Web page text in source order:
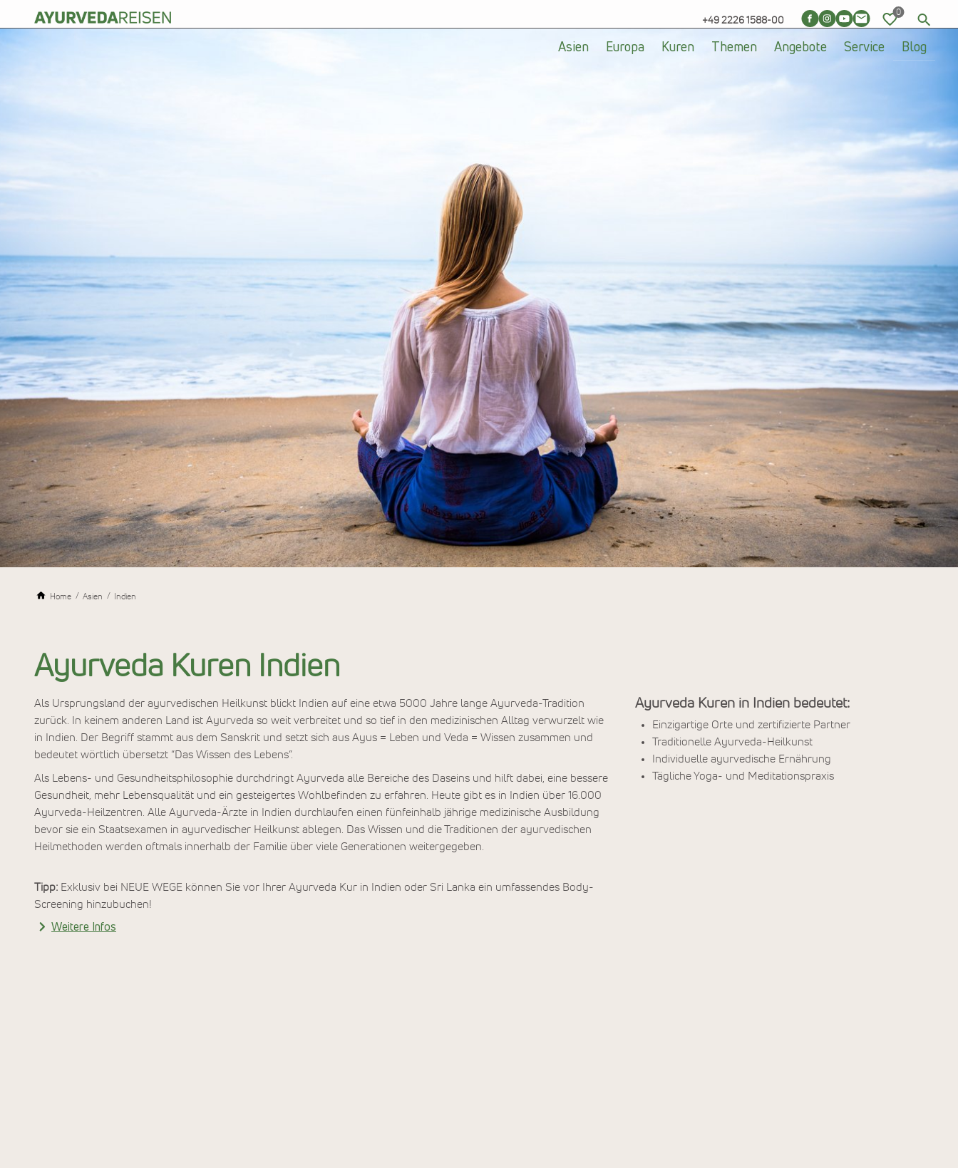
+49 2226 1588-00
Asien Europa Kuren Themen Angebote Service Blog
Home Asien Indien
Ayurveda Kuren Indien
Als Ursprungsland der ayurvedischen Heilkunst blickt Indien auf eine etwa 5000 Jahre lange Ayurveda-Tradition
zurück. In keinem anderen Land ist Ayurveda so weit verbreitet und so tief in den medizinischen Alltag verwurzelt wie
in Indien. Der Begriff stammt aus dem Sanskrit und setzt sich aus Ayus = Leben und Veda = Wissen zusammen und
bedeutet wörtlich übersetzt “Das Wissen des Lebens”.
Als Lebens- und Gesundheitsphilosophie durchdringt Ayurveda alle Bereiche des Daseins und hilft dabei, eine bessere
Gesundheit, mehr Lebensqualität und ein gesteigertes Wohlbefinden zu erfahren. Heute gibt es in Indien über 16.000
Ayurveda-Heilzentren. Alle Ayurveda-Ärzte in Indien durchlaufen einen fünfeinhalb jährige medizinische Ausbildung
bevor sie ein Staatsexamen in ayurvedischer Heilkunst ablegen. Das Wissen und die Traditionen der ayurvedischen
Heilmethoden werden oftmals innerhalb der Familie über viele Generationen weitergegeben.
Tipp: Exklusiv bei NEUE WEGE können Sie vor Ihrer Ayurveda Kur in Indien oder Sri Lanka ein umfassendes Body-
Screening hinzubuchen!
Weitere Infos
Ayurveda Kuren in Indien bedeutet:
Einzigartige Orte und zertifizierte Partner
Traditionelle Ayurveda-Heilkunst
Individuelle ayurvedische Ernährung
Tägliche Yoga- und Meditationspraxis